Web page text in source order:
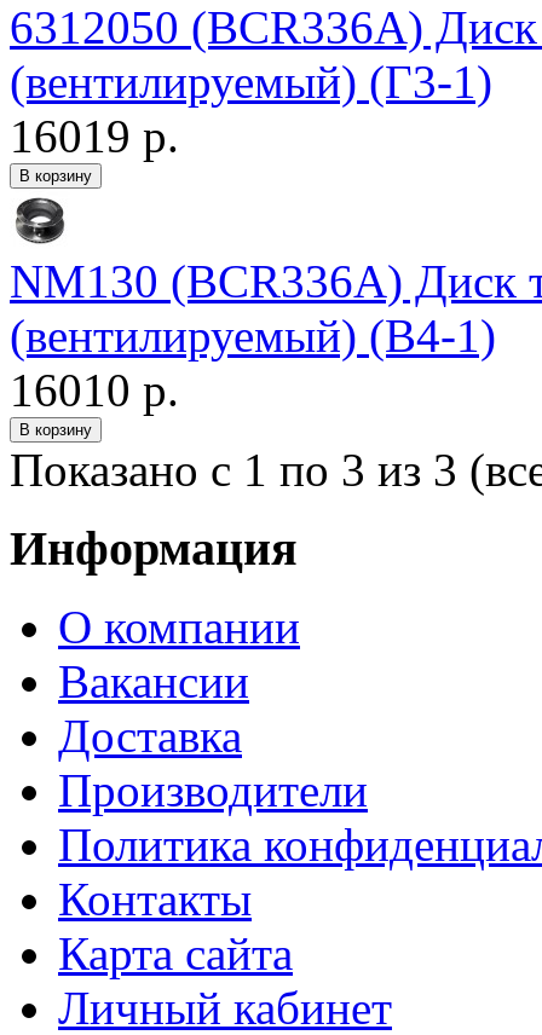
6312050 (BCR336A)
(вентилируемый) (Г3-1)
16019 р.
NM130 (BCR336A) Диск
(вентилируемый) (В4-1)
16010 р.
Показано с 1 по 3 из 3
Информация
О компании
Вакансии
Доставка
Производители
Политика
Контакты
Карта сайта
Личный кабинет